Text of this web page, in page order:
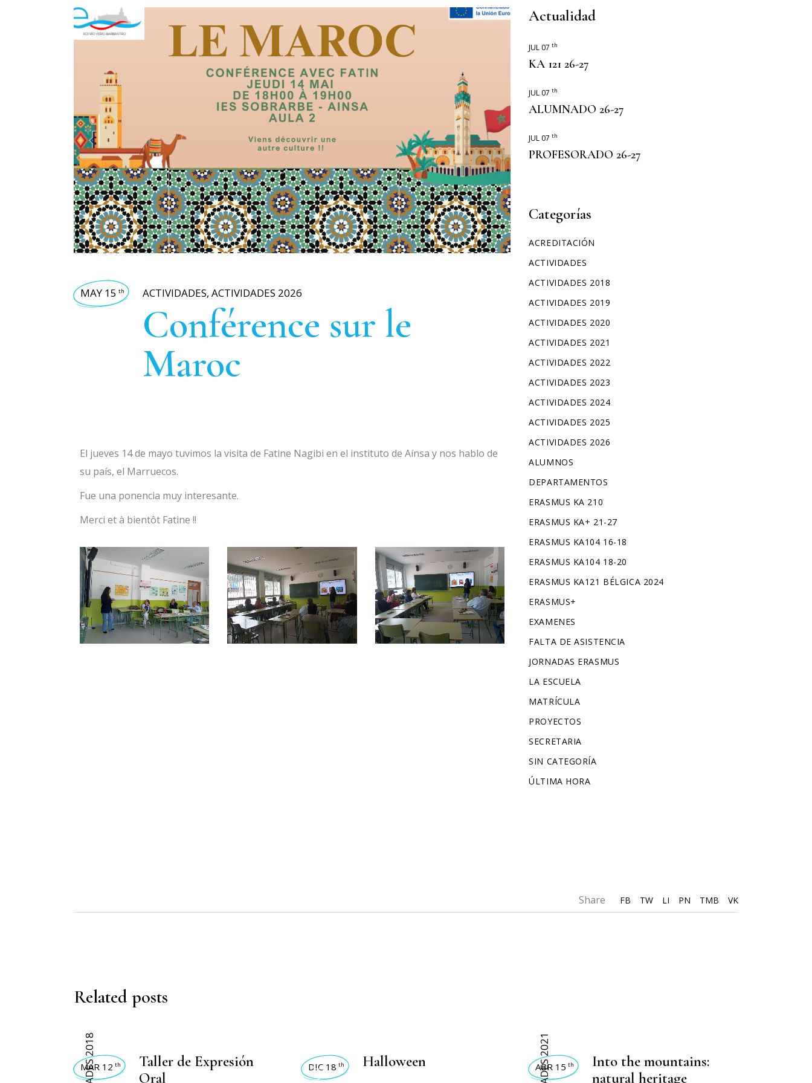
MOVILIDADES ERASMUS
MAY 15 th ACTIVIDADES, ACTIVIDADES 2026
Conférence sur le
Maroc
El jueves 14 de mayo tuvimos la visita de Fatine Nagibi en el instituto de Aínsa y nos hablo de
su país, el Marruecos.
Fue una ponencia muy interesante.
Merci et à bientôt Fatine !!
Actualidad
JUL 07 th
KA 121 26-27
JUL 07 th
ALUMNADO 26-27
JUL 07 th
PROFESORADO 26-27
Categorías
ACREDITACIÓN
ACTIVIDADES
ACTIVIDADES 2018
ACTIVIDADES 2019
ACTIVIDADES 2020
ACTIVIDADES 2021
ACTIVIDADES 2022
ACTIVIDADES 2023
ACTIVIDADES 2024
ACTIVIDADES 2025
ACTIVIDADES 2026
ALUMNOS
DEPARTAMENTOS
ERASMUS KA 210
ERASMUS KA+ 21-27
ERASMUS KA104 16-18
ERASMUS KA104 18-20
ERASMUS KA121 BÉLGICA 2024
ERASMUS+
EXAMENES
FALTA DE ASISTENCIA
JORNADAS ERASMUS
LA ESCUELA
MATRÍCULA
PROYECTOS
SECRETARIA
SIN CATEGORÍA
ÚLTIMA HORA
Share FB TW LI PN TMB VK
Related posts
MAR 12 th
Taller de Expresión
Oral
DIC 18 th Halloween ABR 15 th
Into the mountains:
natural heritage